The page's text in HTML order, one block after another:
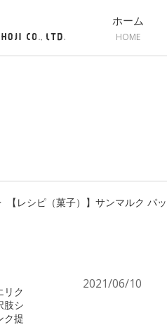
ホーム
HOME
【レシピ（菓子）】サンマルク パ
2021/06/10
リク
肢シ
ク提